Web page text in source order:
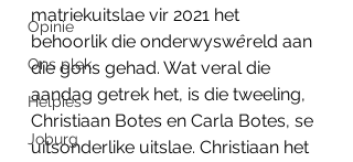
Opinie
Ons plek
Helpies
Joburg
matriekuitslae vir 2021 het
behoorlik die onderwyswêreld aan
die gons gehad. Wat veral die
aandag getrek het, is die tweeling,
Christiaan Botes en Carla Botes, se
uitsonderlike uitslae. Christiaan het